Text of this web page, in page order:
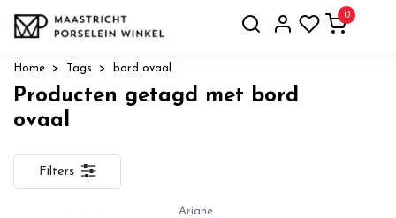
0
Home Tags bord ovaal
Producten getagd met bord
ovaal
Filters
Ariane